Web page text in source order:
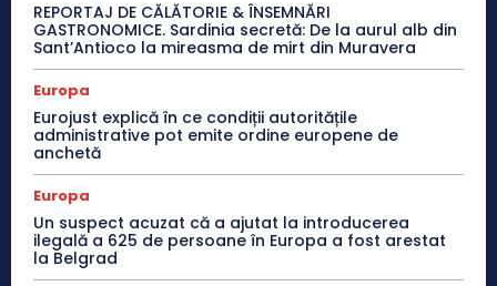
REPORTAJ DE CĂLĂTORIE & ÎNSEMNĂRI
GASTRONOMICE. Sardinia secretă: De la aurul alb din
Sant’Antioco la mireasma de mirt din Muravera
Europa
Eurojust explică în ce condiții autoritățile
administrative pot emite ordine europene de
anchetă
Europa
Un suspect acuzat că a ajutat la introducerea
ilegală a 625 de persoane în Europa a fost arestat
la Belgrad